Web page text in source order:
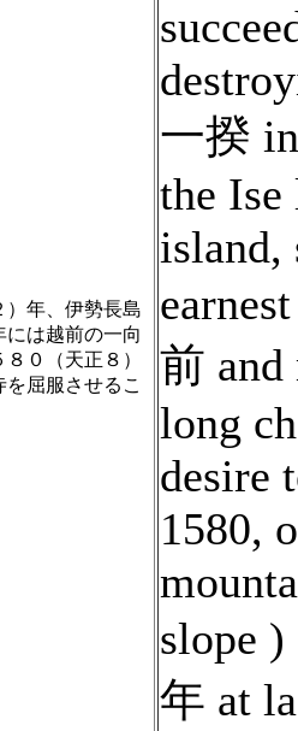
）年、伊勢長島
は越前の一向
０（天正８）
屈服させるこ
一揆
the Ise
island,
前 and
long
desire
1580,
slope
年 at